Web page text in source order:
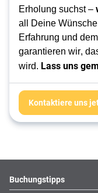
Erholung suchst –
all Deine
Erfahrung und
garantieren wir,
wird. Lass uns
Kontaktiere uns
Footer navigation
Buchungstipps